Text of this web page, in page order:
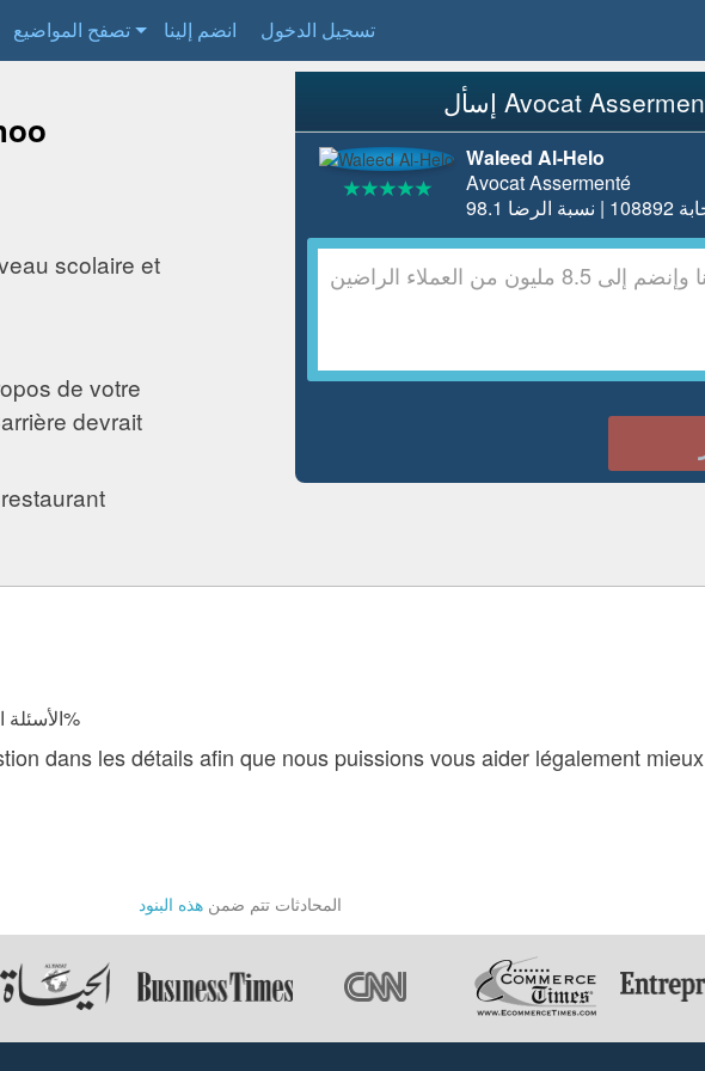
تصفح المواضيع انضم إلينا تسجيل الدخول
Waleed Al-Helo
Avocat Assermenté
scolaire et
de votre
devrait
الأسئلة المجابة 108892 | نسبة الرضا 98.1%
dans les détails afin que nous puissions vous aider légalement mieux
المحادثات تتم ضمن هذه البنود